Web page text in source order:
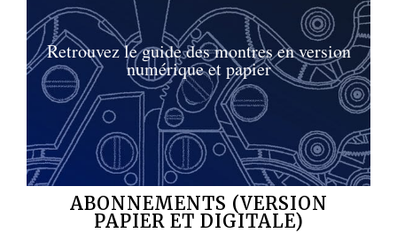
Retrouvez le guide des montres en version
numérique et papier
ABONNEMENTS (VERSION
PAPIER ET DIGITALE)